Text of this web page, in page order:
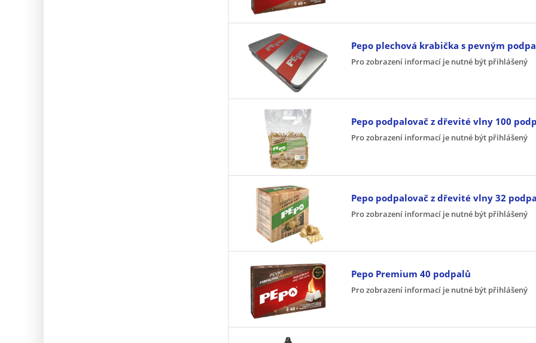
Pepo plechová krabička s pevným
Pro zobrazení informací je nutné být přihlášený
Pepo podpalovač z dřevité vlny 100
Pro zobrazení informací je nutné být přihlášený
Pepo podpalovač z dřevité vlny 32
Pro zobrazení informací je nutné být přihlášený
Pepo Premium 40 podpalů
Pro zobrazení informací je nutné být přihlášený